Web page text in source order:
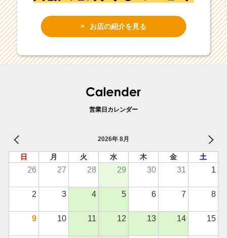
お店の紹介を見る
営業日カレンダー
2026年 8月
日 月 火 水 木 金 土
26 27 28 29 30 31 1
2 3 4 5 6 7 8
9 10 11 12 13 14 15